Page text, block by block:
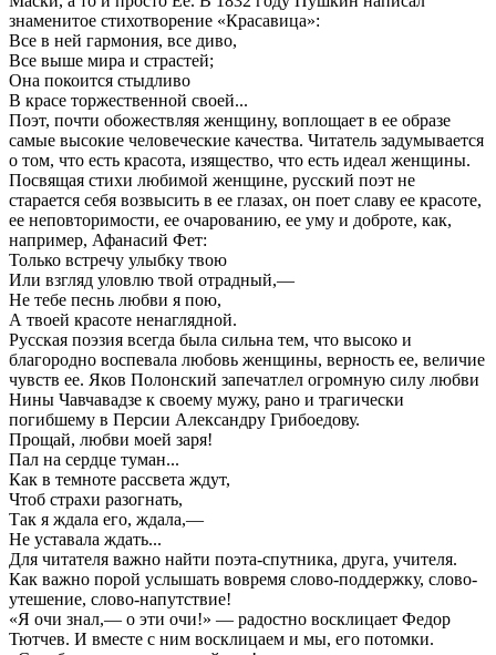
знаменитое стихотворение «Красавица»:
Все в ней гармония, все диво,
Все выше мира и страстей;
Она покоится стыдливо
В красе торжественной своей...
Поэт, почти обожествляя женщину, воплощает в ее образе
самые высокие человеческие качества. Читатель задумывается
о том, что есть красота, изящество, что есть идеал женщины.
Посвящая стихи любимой женщине, русский поэт не
старается себя возвысить в ее глазах, он поет славу ее красоте,
ее неповторимости, ее очарованию, ее уму и доброте, как,
например, Афанасий Фет:
Только встречу улыбку твою
Или взгляд уловлю твой отрадный,—
Не тебе песнь любви я пою,
А твоей красоте ненаглядной.
Русская поэзия всегда была сильна тем, что высоко и
благородно воспевала любовь женщины, верность ее, величие
чувств ее. Яков Полонский запечатлел огромную силу любви
Нины Чавчавадзе к своему мужу, рано и трагически
погибшему в Персии Александру Грибоедову.
Прощай, любви моей заря!
Пал на сердце туман...
Как в темноте рассвета ждут,
Чтоб страхи разогнать,
Так я ждала его, ждала,—
Не уставала ждать...
Для читателя важно найти поэта-спутника, друга, учителя.
Как важно порой услышать вовремя слово-поддержку, слово-
утешение, слово-напутствие!
«Я очи знал,— о эти очи!» — радостно восклицает Федор
Тютчев. И вместе с ним восклицаем и мы, его потомки.